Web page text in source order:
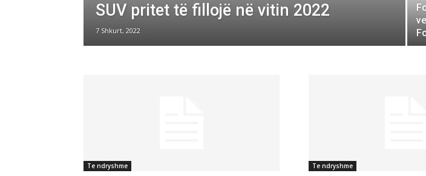
SUV pritet të fillojë në vitin 2022
7 Shkurt, 2022
Te ndryshme Te ndryshme